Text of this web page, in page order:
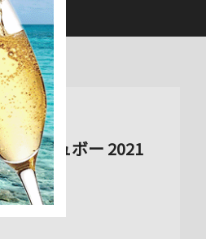
・デュボー 2021